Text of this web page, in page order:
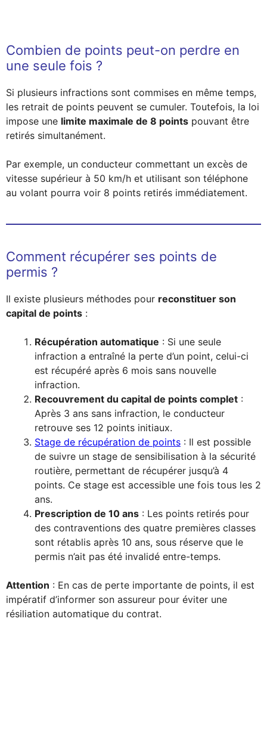
Combien de points peut-on perdre en
une seule fois ?
Si plusieurs infractions sont commises en même temps,
les retrait de points peuvent se cumuler. Toutefois, la loi
impose une limite maximale de 8 points pouvant être
retirés simultanément.
Par exemple, un conducteur commettant un excès de
vitesse supérieur à 50 km/h et utilisant son téléphone
au volant pourra voir 8 points retirés immédiatement.
Comment récupérer ses points de
permis ?
Il existe plusieurs méthodes pour reconstituer son
capital de points :
Récupération automatique : Si une seule
infraction a entraîné la perte d’un point, celui-ci
est récupéré après 6 mois sans nouvelle
infraction.
Recouvrement du capital de points complet :
Après 3 ans sans infraction, le conducteur
retrouve ses 12 points initiaux.
Stage de récupération de points : Il est possible
de suivre un stage de sensibilisation à la sécurité
routière, permettant de récupérer jusqu’à 4
points. Ce stage est accessible une fois tous les 2
ans.
Prescription de 10 ans : Les points retirés pour
des contraventions des quatre premières classes
sont rétablis après 10 ans, sous réserve que le
permis n’ait pas été invalidé entre-temps.
Attention : En cas de perte importante de points, il est
impératif d’informer son assureur pour éviter une
résiliation automatique du contrat.